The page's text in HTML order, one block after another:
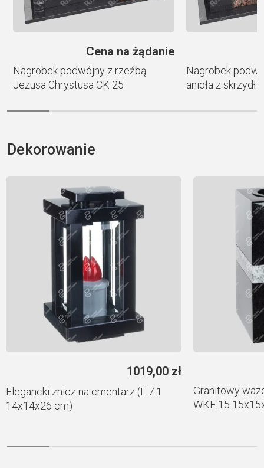
Cena na żądanie
Nagrobek podwójny z rzeźbą
Jezusa Chrystusa CK 25
Nagrobek
anioła z
Dekorowanie
1019,00 zł
Elegancki znicz na cmentarz (L 7.1
14x14x26 cm)
Granitowy
WKE 15